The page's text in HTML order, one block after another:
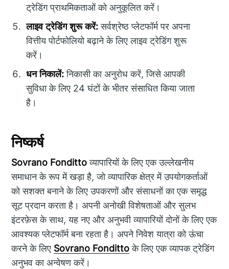
ट्रेडिंग प्राथमिकताओं को अनुकूलित करें।
लाइव ट्रेडिंग शुरू करें:सर्वश्रेष्ठ प्लेटफॉर्म पर अपना
वित्तीय पोर्टफोलियो बढ़ाने के लिए लाइव ट्रेडिंग शुरू
करें।
धन निकालें:निकासी का अनुरोध करें, जिसे आपकी
सुविधा के लिए 24 घंटों के भीतर संसाधित किया जाता
है।
निष्कर्ष
Sovrano Fondittoव्यापारियों के लिए एक उल्लेखनीय
समाधान के रूप में खड़ा है, जो व्यापारिक क्षेत्र में उपयोगकर्ताओं
को सशक्त बनाने के लिए उपकरणों और संसाधनों का एक समृद्ध
सूट प्रदान करता है। अपनी अनोखी विशेषताओं और सुलभ
इंटरफ़ेस के साथ, यह नए और अनुभवी व्यापारियों दोनों के लिए एक
आवश्यक प्लेटफॉर्म बना रहता है। अपने निवेश यात्रा को ऊंचा
करने के लिए Sovrano Fondittoके लिए एक व्यापक ट्रेडिंग
अनुभव का अन्वेषण करें।